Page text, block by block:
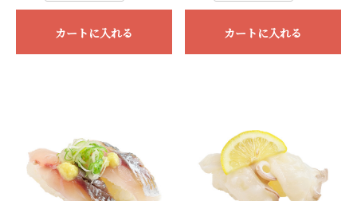
カートに入れる カートに入れる